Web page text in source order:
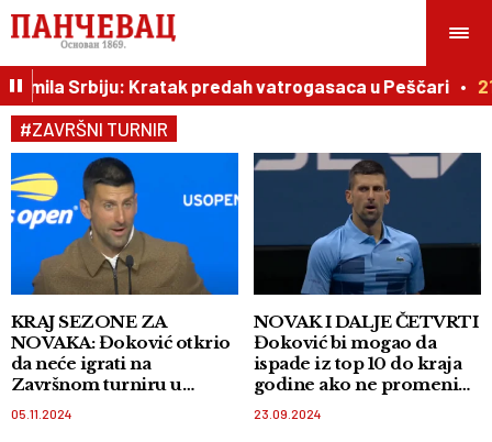
slomila Srbiju: Kratak predah vatrogasaca u Peščari
#ZAVRŠNI TURNIR
KRAJ SEZONE ZA
NOVAKA: Đoković otkrio
da neće igrati na
Završnom turniru u
05.11.2024
NOVAK I DALJE ČETVRTI
Đoković bi mogao da
ispade iz top 10 do kraja
godine ako ne promeni
23.09.2024